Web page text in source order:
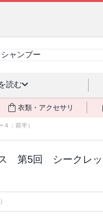
読む
衣類・アクセサリ
：前半）
第5回 シークレ